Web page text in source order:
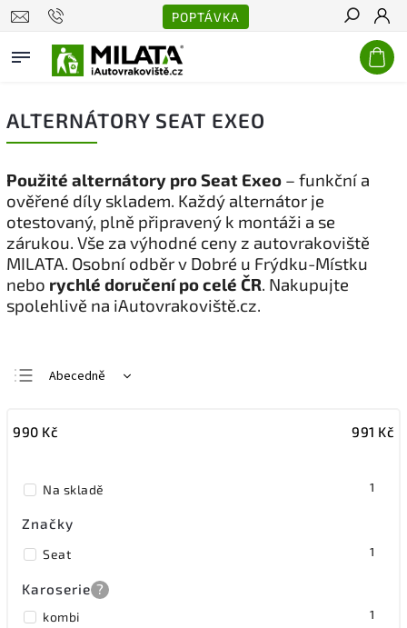
POPTÁVKA
Hledat
ALTERNÁTORY SEAT EXEO
Použité alternátory pro Seat Exeo – funkční a
ověřené díly skladem. Každý alternátor je
otestovaný, plně připravený k montáži a se
zárukou. Vše za výhodné ceny z autovrakoviště
MILATA. Osobní odběr v Dobré u Frýdku-Místku
nebo rychlé doručení po celé ČR. Nakupujte
spolehlivě na iAutovrakoviště.cz.
Abecedně
Nejdražší
990 Kč 991 Kč
Na skladě 1
Značky
Seat 1
Karoserie ?
kombi 1